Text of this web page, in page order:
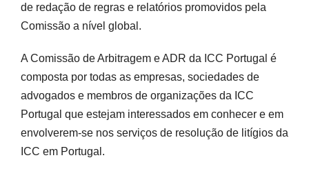
de redação de regras e relatórios promovidos pela
Comissão a nível global.
A Comissão de Arbitragem e ADR da ICC Portugal é
composta por todas as empresas, sociedades de
advogados e membros de organizações da ICC
Portugal que estejam interessados em conhecer e em
envolverem-se nos serviços de resolução de litígios da
ICC em Portugal.